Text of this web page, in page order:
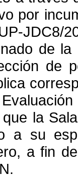
por
JDC8/
de la
de
Evaluación
que la Sala
a su
a fin de